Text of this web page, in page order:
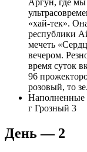
Аргун, где мы
«хай-тек».
республики
мечеть
вечером.
время суток
96
розовый, то
Наполненные
г Грозный 3
День — 2